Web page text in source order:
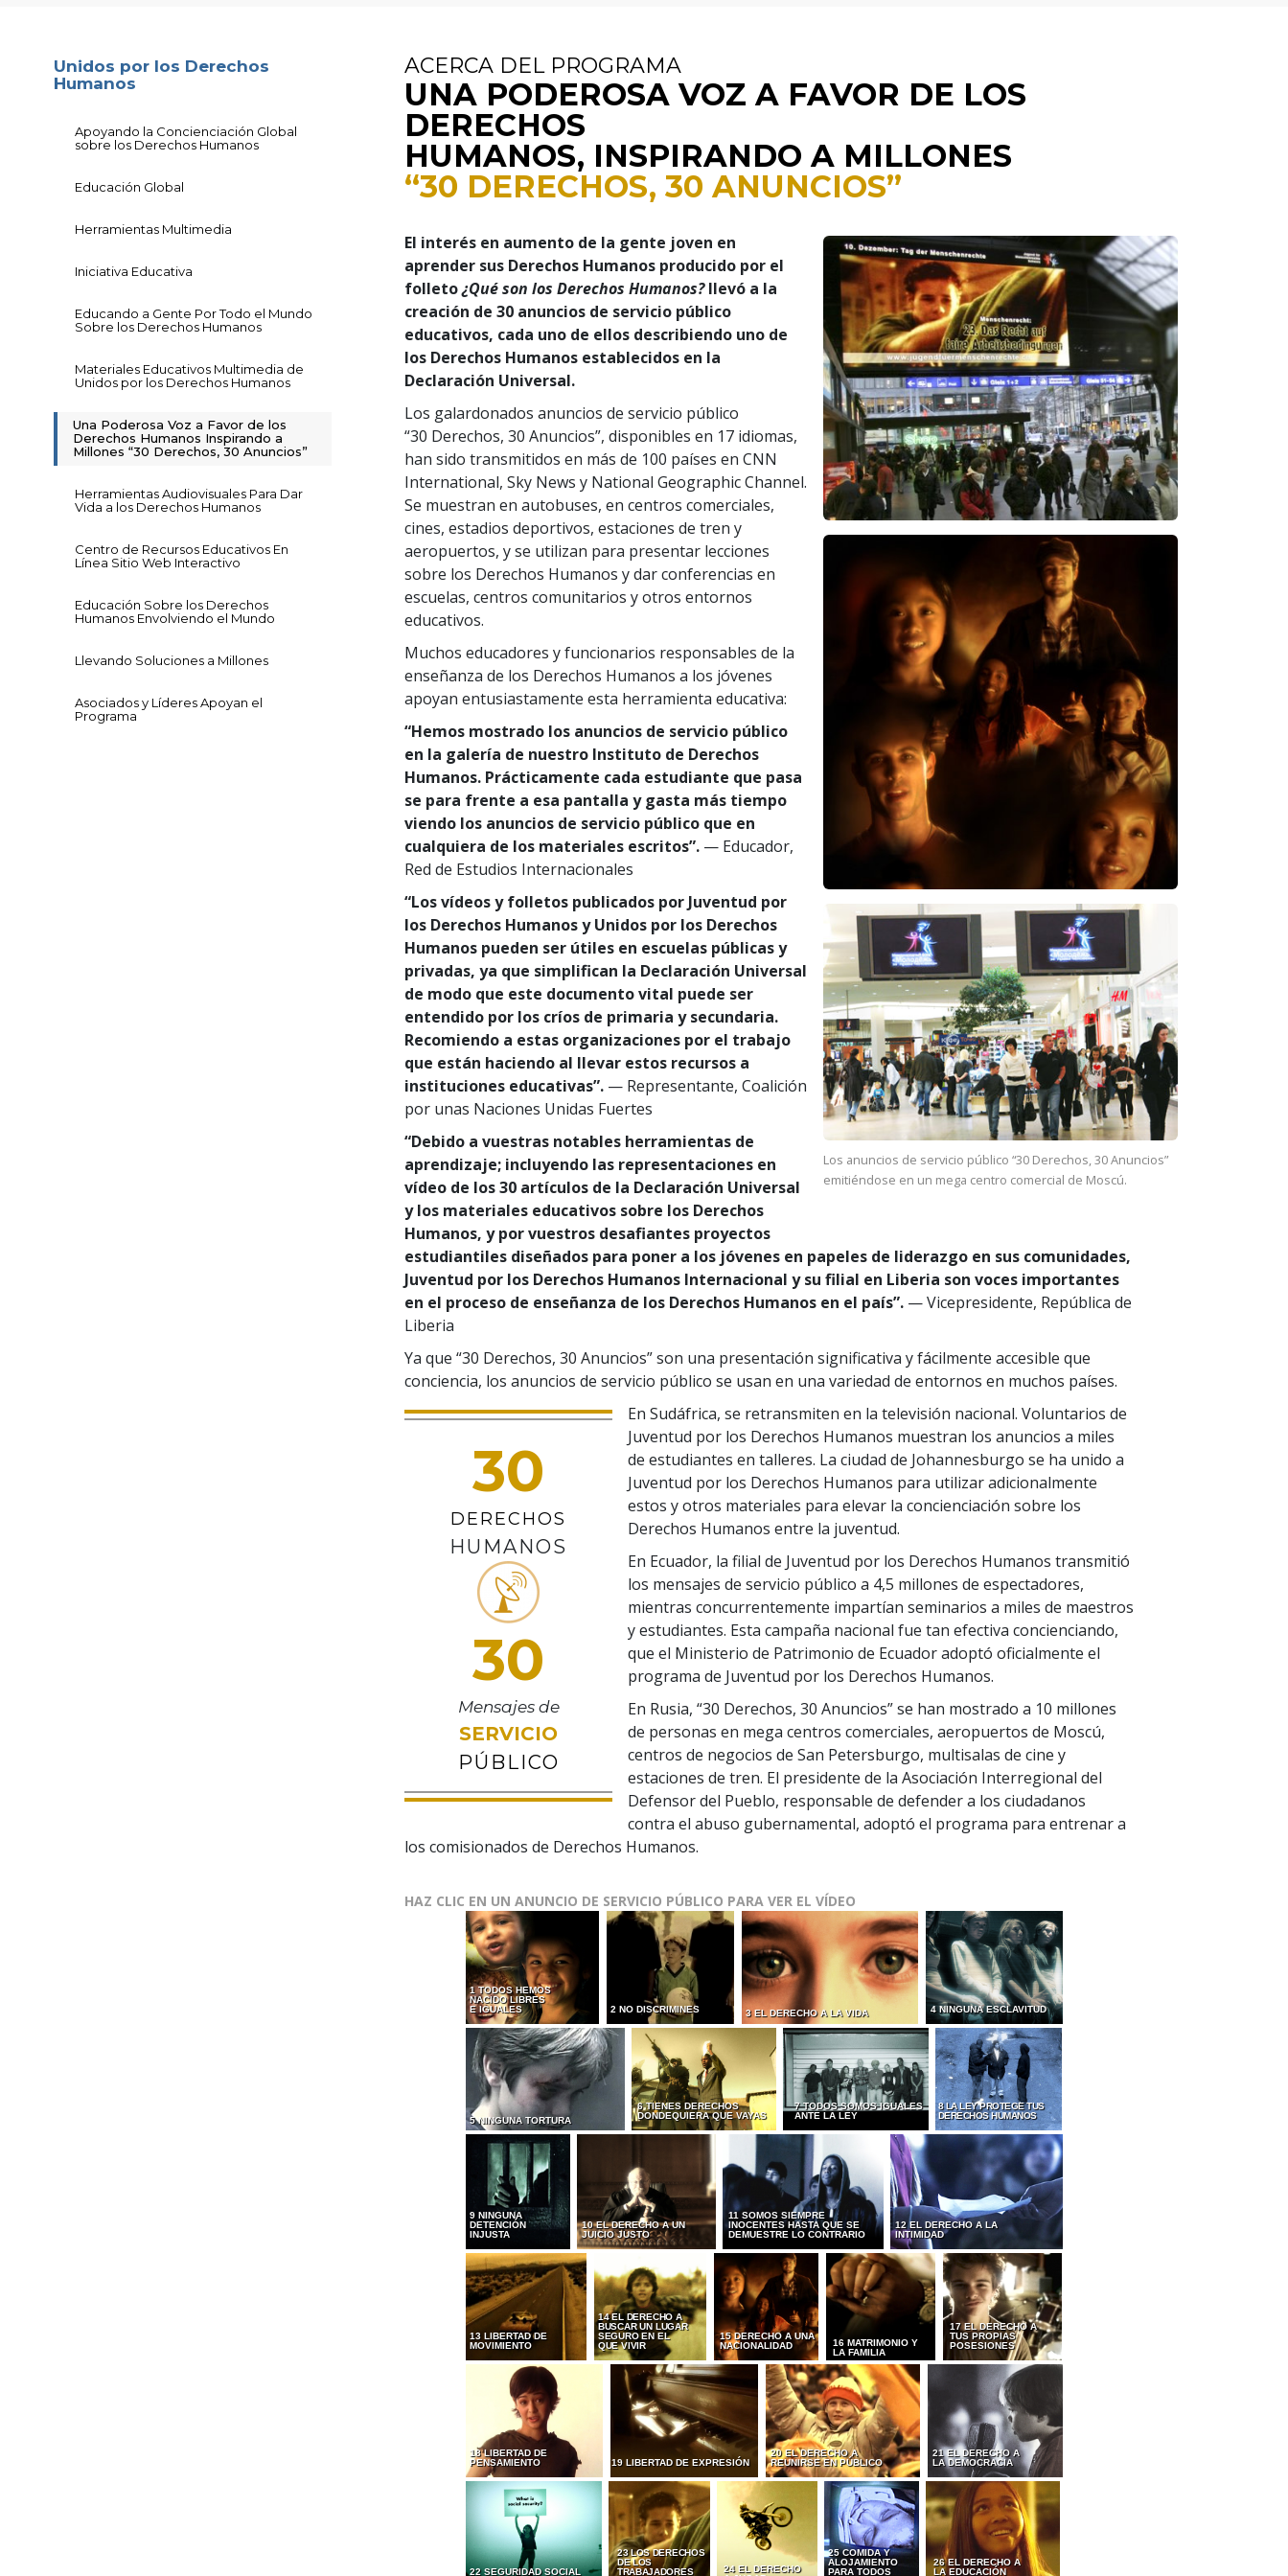
ACERCA DEL PROGRAMA
UNA PODEROSA VOZ A FAVOR DE LOS
DERECHOS
HUMANOS, INSPIRANDO A MILLONES
“30 DERECHOS, 30 ANUNCIOS”
Los anuncios de servicio público “30 Derechos, 30 Anuncios”
emitiéndose en un mega centro comercial de Moscú.
El interés en aumento de la gente joven en
aprender sus Derechos Humanos producido por el
folleto¿Qué son los Derechos Humanos?llevó a la
creación de 30 anuncios de servicio público
educativos, cada uno de ellos describiendo uno de
los Derechos Humanos establecidos en la
Declaración Universal.
Los galardonados anuncios de servicio público
“30 Derechos, 30 Anuncios”, disponibles en 17 idiomas,
han sido transmitidos en más de 100 países en CNN
International, Sky News y National Geographic Channel.
Se muestran en autobuses, en centros comerciales,
cines, estadios deportivos, estaciones de tren y
aeropuertos, y se utilizan para presentar lecciones
sobre los Derechos Humanos y dar conferencias en
escuelas, centros comunitarios y otros entornos
educativos.
Muchos educadores y funcionarios responsables de la
enseñanza de los Derechos Humanos a los jóvenes
apoyan entusiastamente esta herramienta educativa:
“Hemos mostrado los anuncios de servicio público
en la galería de nuestro Instituto de Derechos
Humanos. Prácticamente cada estudiante que pasa
se para frente a esa pantalla y gasta más tiempo
viendo los anuncios de servicio público que en
cualquiera de los materiales escritos”. — Educador,
Red de Estudios Internacionales
“Los vídeos y folletos publicados por Juventud por
los Derechos Humanos y Unidos por los Derechos
Humanos pueden ser útiles en escuelas públicas y
privadas, ya que simplifican la Declaración Universal
de modo que este documento vital puede ser
entendido por los críos de primaria y secundaria.
Recomiendo a estas organizaciones por el trabajo
que están haciendo al llevar estos recursos a
instituciones educativas”. — Representante, Coalición
por unas Naciones Unidas Fuertes
“Debido a vuestras notables herramientas de
aprendizaje; incluyendo las representaciones en
vídeo de los 30 artículos de la Declaración Universal
y los materiales educativos sobre los Derechos
Humanos, y por vuestros desafiantes proyectos
estudiantiles diseñados para poner a los jóvenes en papeles de liderazgo en sus comunidades,
Juventud por los Derechos Humanos Internacional y su filial en Liberia son voces importantes
en el proceso de enseñanza de los Derechos Humanos en el país”. — Vicepresidente, República de
Liberia
Ya que “30 Derechos, 30 Anuncios” son una presentación significativa y fácilmente accesible que
conciencia, los anuncios de servicio público se usan en una variedad de entornos en muchos países.
30
DERECHOS
HUMANOS
30
Mensajes de
SERVICIO
PÚBLICO
En Sudáfrica, se retransmiten en la televisión nacional. Voluntarios de
Juventud por los Derechos Humanos muestran los anuncios a miles
de estudiantes en talleres. La ciudad de Johannesburgo se ha unido a
Juventud por los Derechos Humanos para utilizar adicionalmente
estos y otros materiales para elevar la concienciación sobre los
Derechos Humanos entre la juventud.
En Ecuador, la filial de Juventud por los Derechos Humanos transmitió
los mensajes de servicio público a 4,5 millones de espectadores,
mientras concurrentemente impartían seminarios a miles de maestros
y estudiantes. Esta campaña nacional fue tan efectiva concienciando,
que el Ministerio de Patrimonio de Ecuador adoptó oficialmente el
programa de Juventud por los Derechos Humanos.
En Rusia, “30 Derechos, 30 Anuncios” se han mostrado a 10 millones
de personas en mega centros comerciales, aeropuertos de Moscú,
centros de negocios de San Petersburgo, multisalas de cine y
estaciones de tren. El presidente de la Asociación Interregional del
Defensor del Pueblo, responsable de defender a los ciudadanos
contra el abuso gubernamental, adoptó el programa para entrenar a
los comisionados de Derechos Humanos.
HAZ CLIC EN UN ANUNCIO DE SERVICIO PÚBLICO PARA VER EL VÍDEO
1 TODOS HEMOS
NACIDO LIBRES
E IGUALES
2 NO DISCRIMINES 3 EL DERECHO A LA VIDA 4 NINGUNA ESCLAVITUD
5 NINGUNA TORTURA
6 TIENES DERECHOS
DONDEQUIERA QUE VAYAS
7 TODOS SOMOS IGUALES
ANTE LA LEY
8 LA LEY PROTEGE TUS
DERECHOS HUMANOS
9 NINGUNA
DETENCIÓN
INJUSTA
10 EL DERECHO A UN
JUICIO JUSTO
11 SOMOS SIEMPRE
INOCENTES HASTA QUE SE
DEMUESTRE LO CONTRARIO
12 EL DERECHO A LA
INTIMIDAD
13 LIBERTAD DE
MOVIMIENTO
14 EL DERECHO A
BUSCAR UN LUGAR
SEGURO EN EL
QUE VIVIR
15 DERECHO A UNA
NACIONALIDAD
16 MATRIMONIO Y
LA FAMILIA
17 EL DERECHO A
TUS PROPIAS
POSESIONES
18 LIBERTAD DE
PENSAMIENTO
19 LIBERTAD DE EXPRESIÓN
20 EL DERECHO A
REUNIRSE EN PÚBLICO
21 EL DERECHO A
LA DEMOCRACIA
22 SEGURIDAD SOCIAL
23 LOS DERECHOS
DE LOS
TRABAJADORES
24 EL DERECHO
25 COMIDA Y
ALOJAMIENTO
PARA TODOS
26 EL DERECHO A
LA EDUCACIÓN
Unidos por los Derechos
Humanos
Apoyando la Concienciación Global
sobre los Derechos Humanos
Educación Global
Herramientas Multimedia
Iniciativa Educativa
Educando a Gente Por Todo el Mundo
Sobre los Derechos Humanos
Materiales Educativos Multimedia de
Unidos por los Derechos Humanos
Una Poderosa Voz a Favor de los
Derechos Humanos Inspirando a
Millones “30 Derechos, 30 Anuncios”
Herramientas Audiovisuales Para Dar
Vida a los Derechos Humanos
Centro de Recursos Educativos En
Línea Sitio Web Interactivo
Educación Sobre los Derechos
Humanos Envolviendo el Mundo
Llevando Soluciones a Millones
Asociados y Líderes Apoyan el
Programa